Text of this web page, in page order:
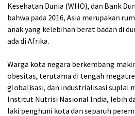
Kesehatan Dunia (WHO), dan Bank
bahwa pada 2016, Asia merupakan
anak yang kelebihan berat badan di
ada di Afrika.
Warga kota negara berkembang
obesitas, terutama di tengah
globalisasi, dan industrialisasi suplai
Institut Nutrisi Nasional India, lebih
laki penghuni kota dan separuh